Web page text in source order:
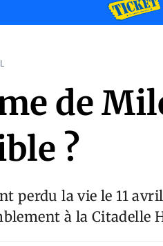
de
?
perdu la vie le 11
à la Citadelle